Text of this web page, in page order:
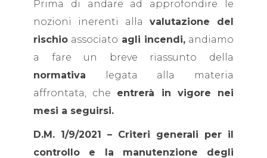
Prima di andare ad approfondire le
nozioni inerenti alla valutazione del
rischio associato agli incendi,andiamo
a fare un breve riassunto della
normativa legata alla materia
affrontata, che entrerà in vigore nei
mesi a seguirsi.
D.M. 1/9/2021 – Criteri generali per il
controllo e la manutenzione degli